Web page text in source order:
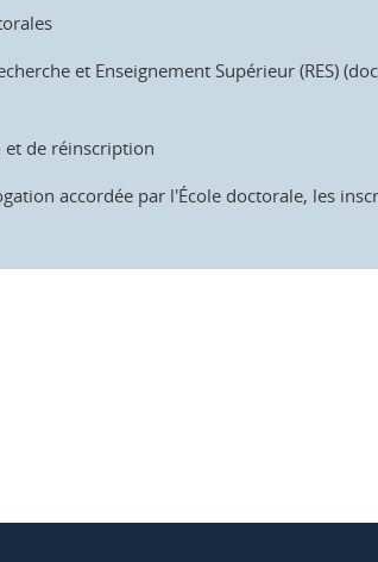
et Enseignement Supérieur (RES)
de réinscription
accordée par l'École doctorale, les
LinkedIn